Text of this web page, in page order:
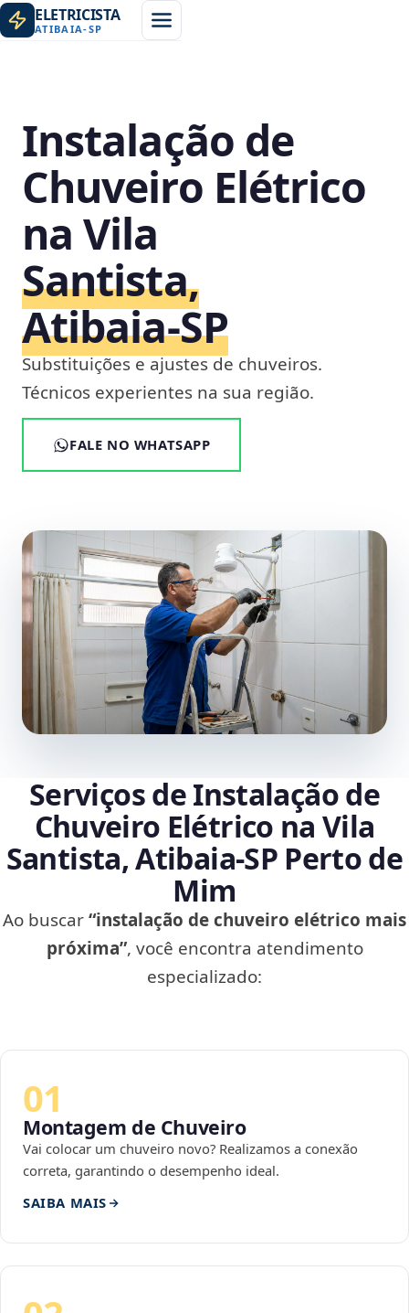
ELETRICISTA
ATIBAIA-SP
Instalação de
Chuveiro Elétrico
na Vila
Santista,
Atibaia‑SP
Substituições e ajustes de chuveiros.
Técnicos experientes na sua região.
FALE NO WHATSAPP
Serviços de Instalação de
Chuveiro Elétrico na Vila
Santista, Atibaia‑SP Perto de
Mim
Ao buscar“instalação de chuveiro elétrico mais
próxima”, você encontra atendimento
especializado:
01
Montagem de Chuveiro
Vai colocar um chuveiro novo? Realizamos a conexão
correta, garantindo o desempenho ideal.
SAIBA MAIS